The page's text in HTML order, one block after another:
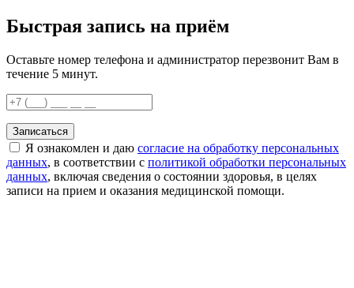
Быстрая запись на приём
Оставьте номер телефона и администратор перезвонит Вам в
течение 5 минут.
Записаться
Я ознакомлен и даю согласие на обработку персональных
данных, в соответствии с политикой обработки персональных
данных, включая сведения о состоянии здоровья, в целях
записи на прием и оказания медицинской помощи.